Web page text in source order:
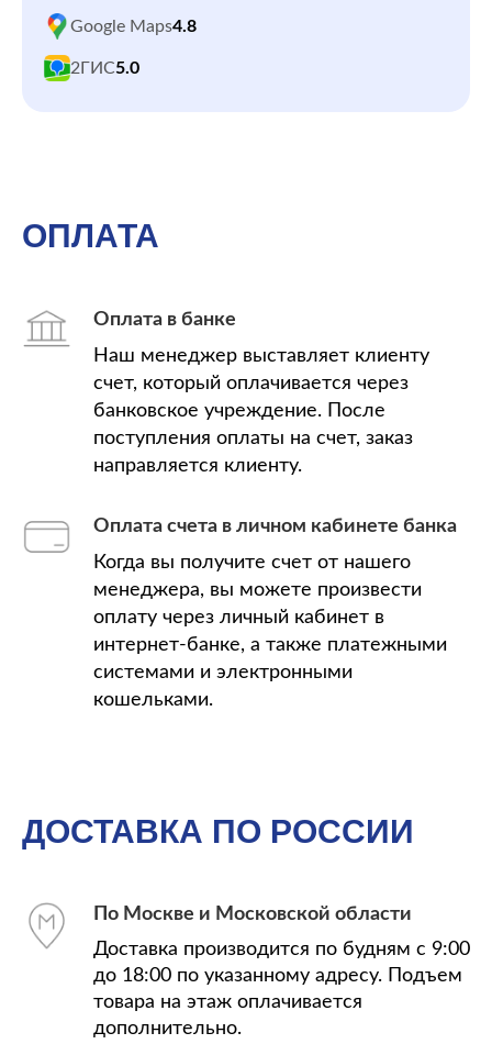
Google Maps4.8
2ГИС5.0
ОПЛАТА
Оплата в банке
Наш менеджер выставляет клиенту
счет, который оплачивается через
банковское учреждение. После
поступления оплаты на счет, заказ
направляется клиенту.
Оплата счета в личном кабинете банка
Когда вы получите счет от нашего
менеджера, вы можете произвести
оплату через личный кабинет в
интернет-банке, а также платежными
системами и электронными
кошельками.
ДОСТАВКА ПО РОССИИ
По Москве и Московской области
Доставка производится по будням с 9:00
до 18:00 по указанному адресу. Подъем
товара на этаж оплачивается
дополнительно.